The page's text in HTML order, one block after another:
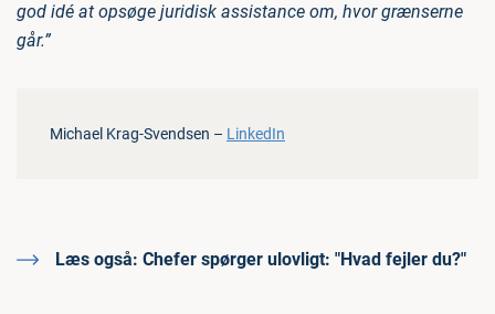
god idé at opsøge juridisk assistance om, hvor grænserne
går.”
Michael Krag-Svendsen – LinkedIn
Læs også: Chefer spørger ulovligt: "Hvad fejler du?"